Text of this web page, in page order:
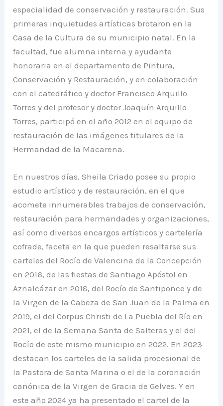
especialidad de conservación y restauración. Sus
primeras inquietudes artísticas brotaron en la
Casa de la Cultura de su municipio natal. En la
facultad, fue alumna interna y ayudante
honoraria en el departamento de Pintura,
Conservación y Restauración, y en colaboración
con el catedrático y doctor Francisco Arquillo
Torres y del profesor y doctor Joaquín Arquillo
Torres, participó en el año 2012 en el equipo de
restauración de las imágenes titulares de la
Hermandad de la Macarena.
En nuestros días, Sheila Criado posee su propio
estudio artístico y de restauración, en el que
acomete innumerables trabajos de conservación,
restauración para hermandades y organizaciones,
así como diversos encargos artísticos y cartelería
cofrade, faceta en la que pueden resaltarse sus
carteles del Rocío de Valencina de la Concepción
en 2016, de las fiestas de Santiago Apóstol en
Aznalcázar en 2018, del Rocío de Santiponce y de
la Virgen de la Cabeza de San Juan de la Palma en
2019, el del Corpus Christi de La Puebla del Río en
2021, el de la Semana Santa de Salteras y el del
Rocío de este mismo municipio en 2022. En 2023
destacan los carteles de la salida procesional de
la Pastora de Santa Marina o el de la coronación
canónica de la Virgen de Gracia de Gelves. Y en
este año 2024 ya ha presentado el cartel de la